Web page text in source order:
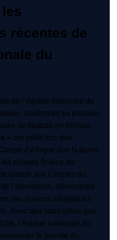
récentes de
du
de l’équipe nationale du
confirmant sa position
de football en Afrique.
» ont brillé lors des
d’Afrique des Nations,
phases finales du
aux Coupes du
l’admiration, démontrant
des joueurs sénégalais
Avec des stars telles que
l’équipe nationale du
le monde du